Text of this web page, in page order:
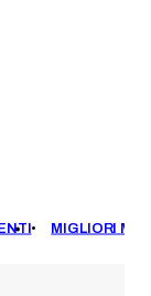
MIGLIORI